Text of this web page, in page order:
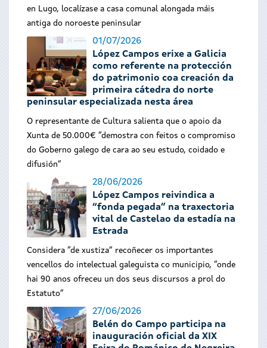
en Lugo, localízase a casa comunal alongada máis
antiga do noroeste peninsular
01/07/2026
López Campos erixe a Galicia
como referente na protección
do patrimonio coa creación da
primeira cátedra do norte
peninsular especializada nesta área
O representante de Cultura salienta que o apoio da
Xunta de 50.000€ “demostra con feitos o compromiso
do Goberno galego de cara ao seu estudo, coidado e
difusión”
28/06/2026
López Campos reivindica a
“fonda pegada” na traxectoria
vital de Castelao da estadía na
Estrada
Considera “de xustiza” recoñecer os importantes
vencellos do intelectual galeguista co municipio, “onde
hai 90 anos ofreceu un dos seus discursos a prol do
Estatuto”
27/06/2026
Belén do Campo participa na
inauguración oficial da XIX